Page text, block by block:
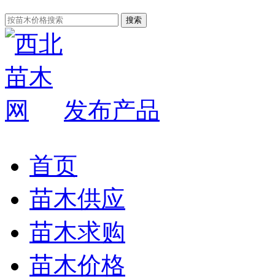
发布产品
首页
苗木供应
苗木求购
苗木价格